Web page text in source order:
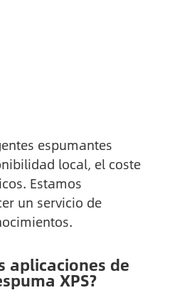
espumantes
local, el coste
Estamos
un servicio de
aplicaciones de
XPS?